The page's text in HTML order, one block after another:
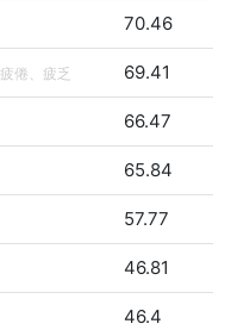
70.46
疲倦、疲乏 69.41
66.47
65.84
57.77
46.81
46.4